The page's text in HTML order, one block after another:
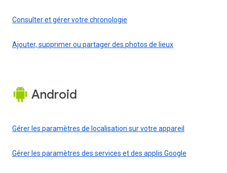
Consulter et gérer votre chronologie
Ajouter, supprimer ou partager des photos de lieux
Android
Gérer les paramètres de localisation sur votre appareil
Gérer les paramètres des services et des applis Google